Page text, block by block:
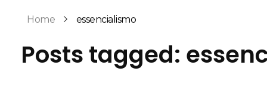
Home essencialismo
Posts tagged: